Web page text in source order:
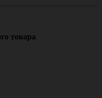
товара